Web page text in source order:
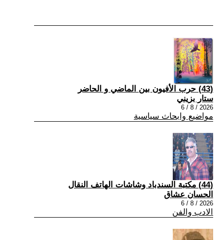
(43) حرب الأفيون بين الماضي و الحاضر
ستار بزيني
2026 / 8 / 6
مواضيع وابحاث سياسية
(44) مكتبة السندباد وشاشات الهاتف النقال
الحسان عشاق
2026 / 8 / 6
الادب والفن